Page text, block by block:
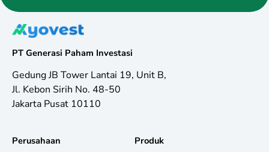
PT Generasi Paham Investasi
Gedung JB Tower Lantai 19, Unit B,
Jl. Kebon Sirih No. 48-50
Jakarta Pusat 10110
Perusahaan Produk